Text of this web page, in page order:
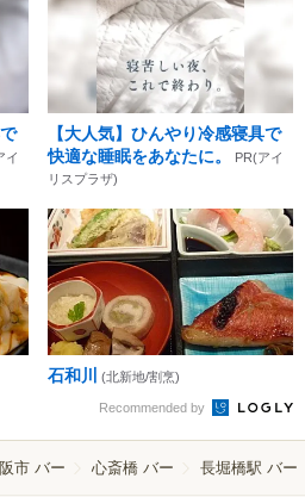
イ
【大人気】ひんやり冷感寝具で
快適な睡眠をあなたに。
PR(アイ
リスプラザ)
石和川 (北新地/割烹)
Recommended by
市 バー 心斎橋 バー 長堀橋駅 バー